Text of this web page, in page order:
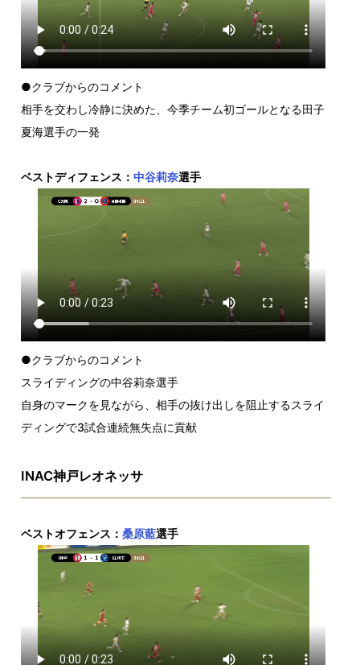
●クラブからのコメント
相手を交わし冷静に決めた、今季チーム初ゴールとなる田子
夏海選手の一発
ベストディフェンス： 中谷莉奈選手
●クラブからのコメント
スライディングの中谷莉奈選手
自身のマークを見ながら、相手の抜け出しを阻止するスライ
ディングで3試合連続無失点に貢献
INAC神戸レオネッサ
ベストオフェンス： 桑原藍選手